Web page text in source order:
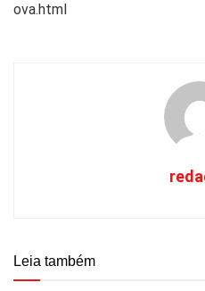
ova.html
Leia também